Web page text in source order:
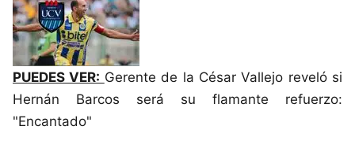
PUEDES VER: Gerente de la César Vallejo reveló si
Hernán Barcos será su flamante refuerzo:
"Encantado"